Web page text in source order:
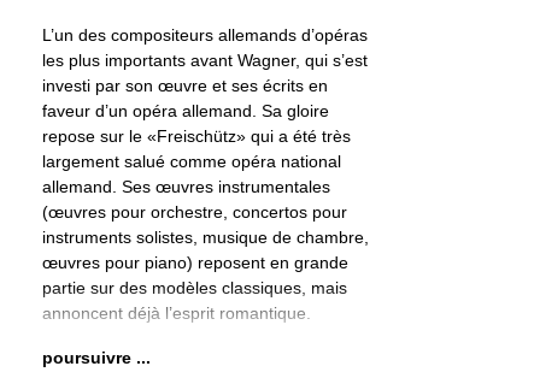
L’un des compositeurs allemands d’opéras
les plus importants avant Wagner, qui s’est
investi par son œuvre et ses écrits en
faveur d’un opéra allemand. Sa gloire
repose sur le «Freischütz» qui a été très
largement salué comme opéra national
allemand. Ses œuvres instrumentales
(œuvres pour orchestre, concertos pour
instruments solistes, musique de chambre,
œuvres pour piano) reposent en grande
partie sur des modèles classiques, mais
annoncent déjà l’esprit romantique.
poursuivre ...